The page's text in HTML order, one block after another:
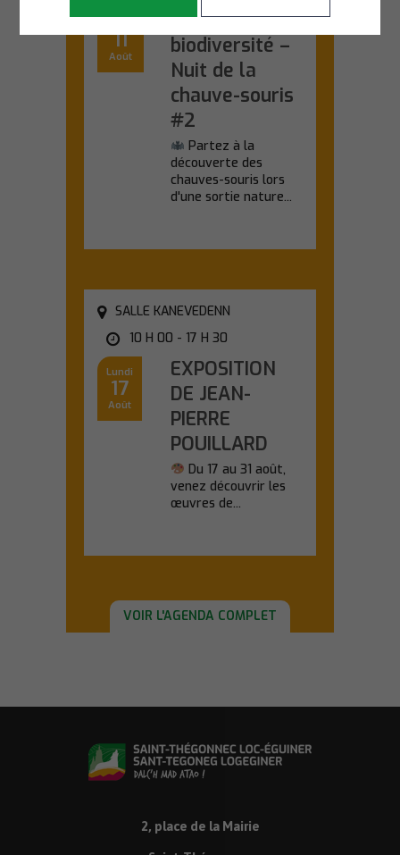
11
Août
Animation
biodiversité –
Nuit de la
chauve-souris
#2
Partez à la
découverte des
chauves-souris lors
d'une sortie nature...
SALLE KANEVEDENN
10 H 00 - 17 H 30
Lundi
17
Août
EXPOSITION
DE JEAN-
PIERRE
POUILLARD
Du 17 au 31 août,
venez découvrir les
œuvres de...
VOIR L'AGENDA COMPLET
2, place de la Mairie